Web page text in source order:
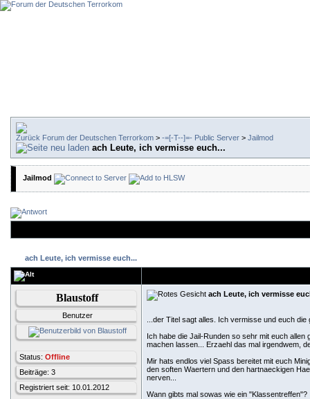
Forum der Deutschen Terrorkom > -=[-T--]=- Public Server > Jailmod
ach Leute, ich vermisse euch...
Jailmod
ach Leute, ich vermisse euch...
Blaustoff
Benutzer
Status: Offline
Beiträge: 3
Registriert seit: 10.01.2012
ach Leute, ich vermisse
...der Titel sagt alles. Ich vermisse und euch
Ich habe die Jail-Runden so sehr mit euch
machen lassen... Erzaehl das mal irgendwem,
Mir hats endlos viel Spass bereitet mit euch
den soften Waertern und den hartnaeckigen
nerven...
Wann gibts mal sowas wie ein "Klassentreffen"?